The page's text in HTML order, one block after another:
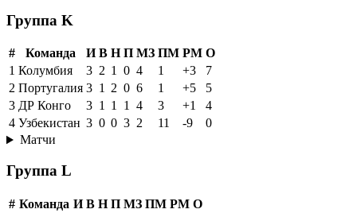
Группа K
# Команда И В Н П МЗ ПМ РМ О
1 Колумбия 3 2 1 0 4 1 +3
7
2 Португалия 3 1 2 0 6 1 +5
5
3 ДР Конго 3 1 1 1 4 3 +1
4
4 Узбекистан 3 0 0 3 2 11 -9
0
Матчи
Группа L
# Команда И В Н П МЗ ПМ РМ О